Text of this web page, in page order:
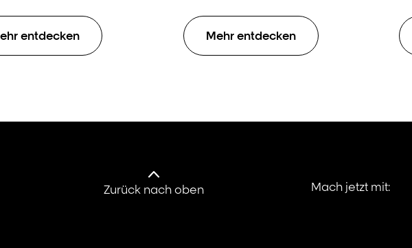
entdecken Mehr entdecken
Zurück nach oben Mach jetzt mit: